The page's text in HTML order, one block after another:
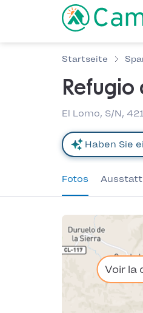
Startseite
Refugio
El Lomo, S/N,
Fotos
Voir la